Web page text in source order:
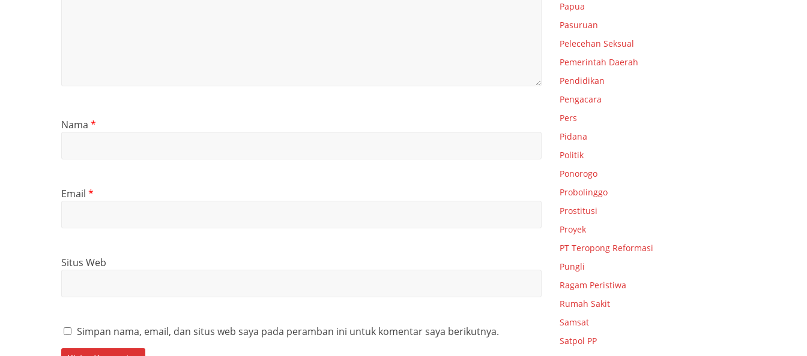
Nama *
Email *
Situs Web
Simpan nama, email, dan situs web saya pada peramban ini untuk komentar saya berikutnya.
Papua
Pasuruan
Pelecehan Seksual
Pemerintah Daerah
Pendidikan
Pengacara
Pers
Pidana
Politik
Ponorogo
Probolinggo
Prostitusi
Proyek
PT Teropong Reformasi
Pungli
Ragam Peristiwa
Rumah Sakit
Samsat
Satpol PP